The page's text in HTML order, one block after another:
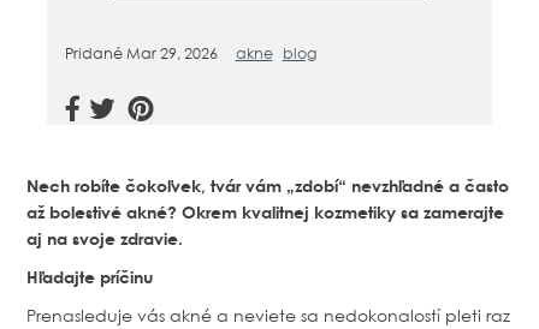
Pridané Mar 29, 2026 akne blog
Nech robíte čokoľvek, tvár vám „zdobí“ nevzhľadné a často
až bolestivé akné? Okrem kvalitnej kozmetiky sa zamerajte
aj na svoje zdravie.
Hľadajte príčinu
Prenasleduje vás akné a neviete sa nedokonalostí pleti raz